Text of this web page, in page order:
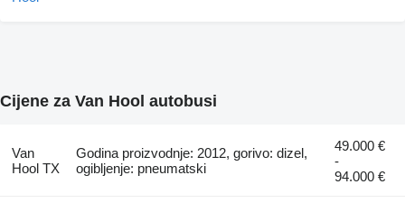
Cijene za Van Hool autobusi
Van
Hool TX
Godina proizvodnje: 2012, gorivo: dizel,
ogibljenje: pneumatski
49.000 €
-
94.000 €